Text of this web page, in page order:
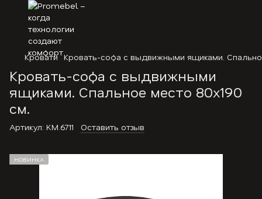
Кровати Кровать-софа с выдвижными ящиками.
Кровать-софа с выдвижными
ящиками. Спальное место 80х190
см.
Артикул: KM.6711 Оставить отзыв
НОВИНКА